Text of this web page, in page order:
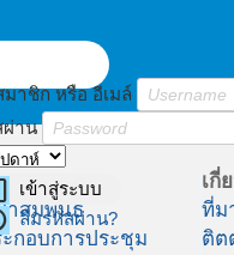
าชิก หรือ อีเมล์
ผ่าน
เข้าสู่ระบบ
ลืมรหัสผ่าน?
าสัมพันธ์
ะกอบการประชุม
เกี่
ที่ม
ติต